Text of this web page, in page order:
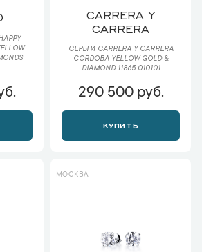
CARRERA Y
CARRERA
СЕРЬГИ CARRERA Y CARRERA
CORDOBA YELLOW GOLD &
DIAMOND 11865 010101
290 500 руб.
КУПИТЬ
МОСКВА